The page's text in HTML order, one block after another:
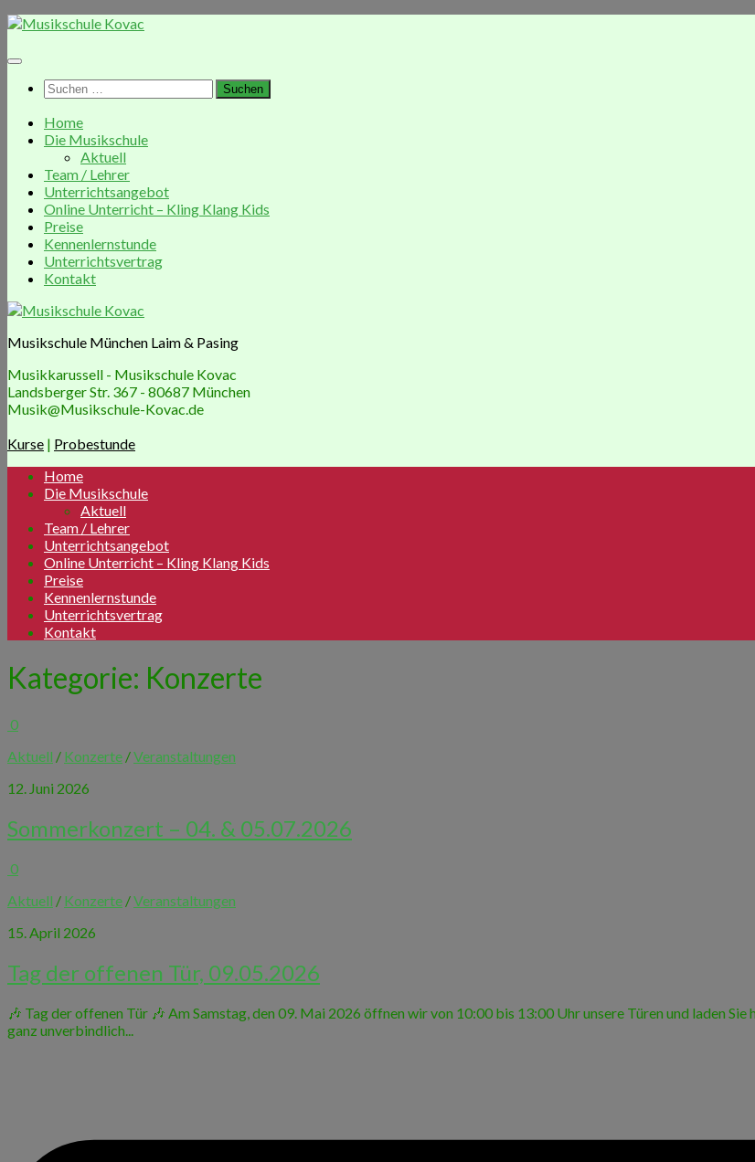
Zum
springen
Suchen
nach:
Home
Die Musikschule
Aktuell
Team / Lehrer
Unterrichtsangebot
Online Unterricht – Kling Klang Kids
Preise
Kennenlernstunde
Unterrichtsvertrag
Kontakt
Musikschule München Laim & Pasing
Musikkarussell - Musikschule Kovac
Landsberger Str. 367 - 80687 München
Musik@Musikschule-Kovac.de
Kurse | Probestunde
Home
Die Musikschule
Aktuell
Team / Lehrer
Unterrichtsangebot
Online Unterricht – Kling Klang Kids
Preise
Kennenlernstunde
Unterrichtsvertrag
Kontakt
Kategorie: Konzerte
0
Aktuell / Konzerte /Veranstaltungen
12. Juni 2026
Sommerkonzert – 04. & 05.07.2026
0
Aktuell / Konzerte /Veranstaltungen
15. April 2026
Tag der offenen Tür, 09.05.2026
🎶 Tag der offenen Tür 🎶 Am Samstag, den 09. Mai 2026 öffnen wir von 10:00 bis 13:00 Uhr unsere Türen und laden
ganz unverbindlich...